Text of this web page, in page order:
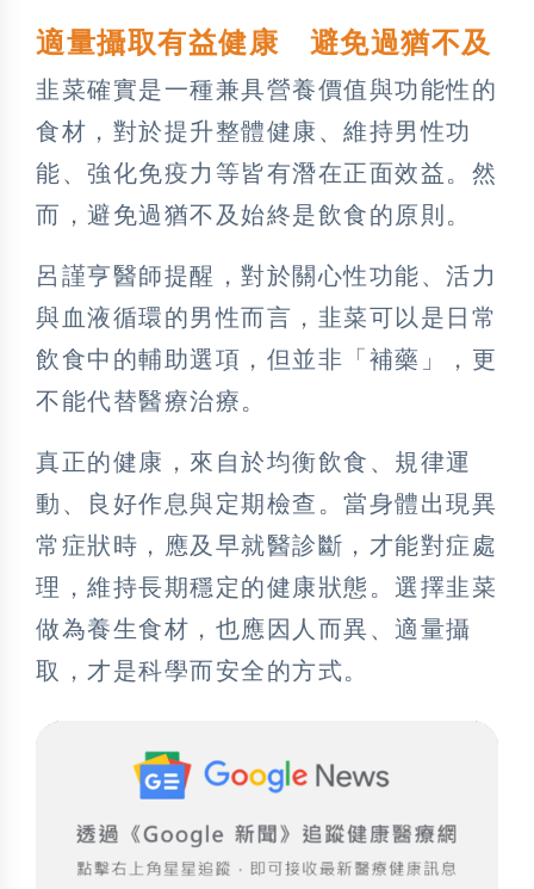
適量攝取有益健康 避免過猶不及
韭菜確實是一種兼具營養價值與功能性的
食材，對於提升整體健康、維持男性功
能、強化免疫力等皆有潛在正面效益。然
而，避免過猶不及始終是飲食的原則。
呂謹亨醫師提醒，對於關心性功能、活力
與血液循環的男性而言，韭菜可以是日常
飲食中的輔助選項，但並非「補藥」，更
不能代替醫療治療。
真正的健康，來自於均衡飲食、規律運
動、良好作息與定期檢查。當身體出現異
常症狀時，應及早就醫診斷，才能對症處
理，維持長期穩定的健康狀態。選擇韭菜
做為養生食材，也應因人而異、適量攝
取，才是科學而安全的方式。